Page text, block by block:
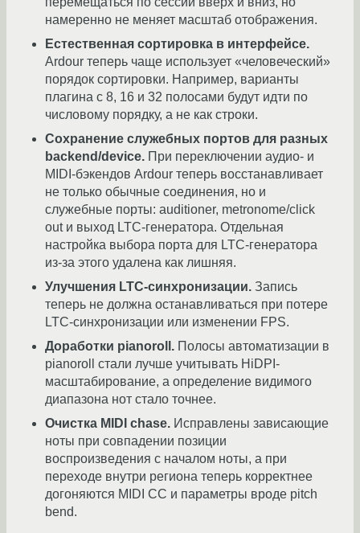
намеренно не меняет масштаб отображения.
Естественная сортировка в интерфейсе.
Ardour теперь чаще использует «человеческий»
порядок сортировки. Например, варианты
плагина с 8, 16 и 32 полосами будут идти по
числовому порядку, а не как строки.
Сохранение служебных портов для разных
backend/device. При переключении аудио- и
MIDI-бэкендов Ardour теперь восстанавливает
не только обычные соединения, но и
служебные порты: auditioner, metronome/click
out и выход LTC-генератора. Отдельная
настройка выбора порта для LTC-генератора
из-за этого удалена как лишняя.
Улучшения LTC-синхронизации. Запись
теперь не должна останавливаться при потере
LTC-синхронизации или изменении FPS.
Доработки pianoroll. Полосы автоматизации в
pianoroll стали лучше учитывать HiDPI-
масштабирование, а определение видимого
диапазона нот стало точнее.
Очистка MIDI chase. Исправлены зависающие
ноты при совпадении позиции
воспроизведения с началом ноты, а при
переходе внутри региона теперь корректнее
догоняются MIDI CC и параметры вроде pitch
bend.